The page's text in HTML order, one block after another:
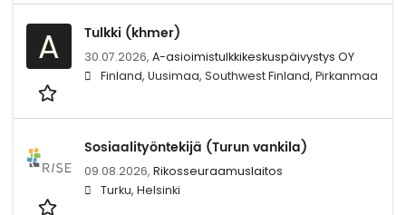
A Tulkki (khmer)
30.07.2026, A-asioimistulkkikeskuspäivystys OY
Finland, Uusimaa, Southwest Finland, Pirkanmaa
Sosiaalityöntekijä (Turun vankila)
09.08.2026, Rikosseuraamuslaitos
Turku, Helsinki